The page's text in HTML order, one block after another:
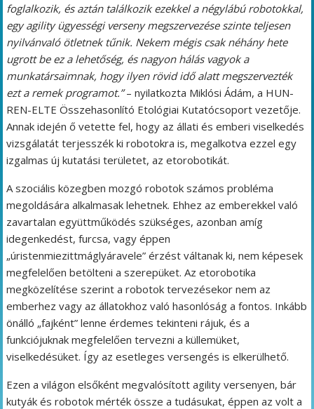
foglalkozik, és aztán találkozik ezekkel a négylábú robotokkal,
egy agility ügyességi verseny megszervezése szinte teljesen
nyilvánvaló ötletnek tűnik. Nekem mégis csak néhány hete
ugrott be ez a lehetőség, és nagyon hálás vagyok a
munkatársaimnak, hogy ilyen rövid idő alatt megszervezték
ezt a remek programot.”– nyilatkozta Miklósi Ádám, a HUN-
REN-ELTE Összehasonlító Etológiai Kutatócsoport vezetője.
Annak idején ő vetette fel, hogy az állati és emberi viselkedés
vizsgálatát terjesszék ki robotokra is, megalkotva ezzel egy
izgalmas új kutatási területet, az etorobotikát.
A szociális közegben mozgó robotok számos probléma
megoldására alkalmasak lehetnek. Ehhez az emberekkel való
zavartalan együttműködés szükséges, azonban amíg
idegenkedést, furcsa, vagy éppen
„úristenmiezittmáglyáravele” érzést váltanak ki, nem képesek
megfelelően betölteni a szerepüket. Az etorobotika
megközelítése szerint a robotok tervezésekor nem az
emberhez vagy az állatokhoz való hasonlóság a fontos. Inkább
önálló „fajként” lenne érdemes tekinteni rájuk, és a
funkciójuknak megfelelően tervezni a küllemüket,
viselkedésüket. Így az esetleges versengés is elkerülhető.
Ezen a világon elsőként megvalósított agility versenyen, bár
kutyák és robotok mérték össze a tudásukat, éppen az volt a